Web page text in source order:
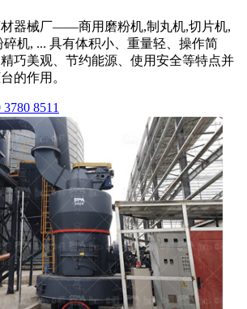
器械厂——商用磨粉机,制丸机,切片机,
机, ... 具有体积小、重量轻、操作简
巧美观、节约能源、使用安全等特点并
的作用。
8511